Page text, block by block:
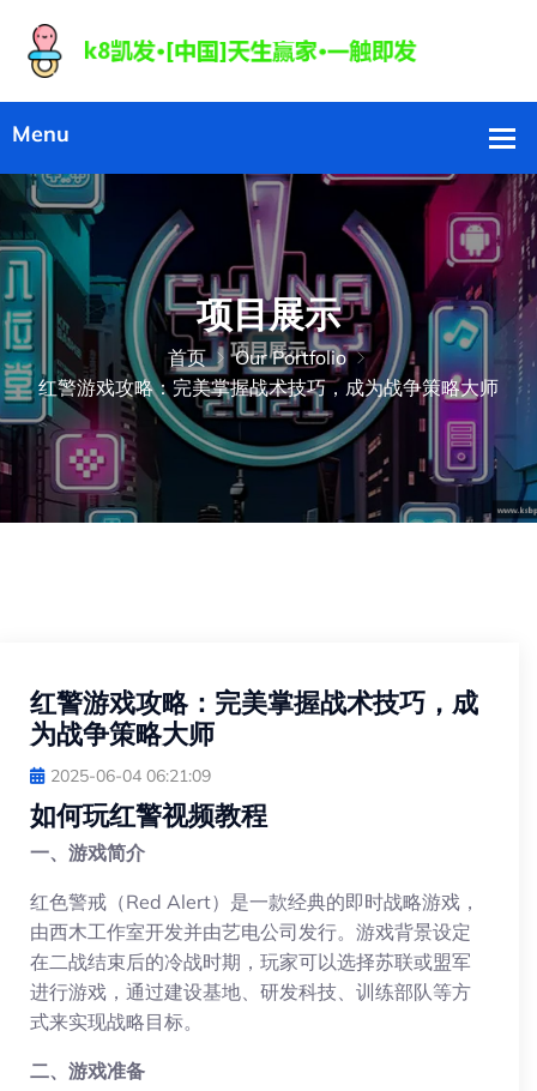
项目展示
首页
Our Portfolio
红警游戏攻略：完美掌握战术技巧，成为战争策略大师
红警游戏攻略：完美掌握战术技巧，成
为战争策略大师
2025-06-04 06:21:09
如何玩红警视频教程
一、游戏简介
红色警戒（Red Alert）是一款经典的即时战略游戏，
由西木工作室开发并由艺电公司发行。游戏背景设定
在二战结束后的冷战时期，玩家可以选择苏联或盟军
进行游戏，通过建设基地、研发科技、训练部队等方
式来实现战略目标。
二、游戏准备